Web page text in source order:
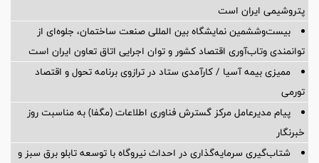
پتروشیمی ایران است
بیست‌وششمین نمایشگاه بین المللی صنعت ساختمان، جلوه‌ای از
توانمندی وتاب‌آوری اقتصاد کشور و توان اجرایی اتاق تعاون ایران است
ممیزی بیمه آسیا / کارآمدی ستاد در ترازوی برنامه تحول و اقتصاد
تورمی
پیام مدیرعامل مرکز گسترش فناوری اطلاعات (مگفا) به مناسبت روز
خبرنگار
شتاب‌گیری سرمایه‌گذاری در احداث نیروگاه با توسعه تابلو برق سبز و